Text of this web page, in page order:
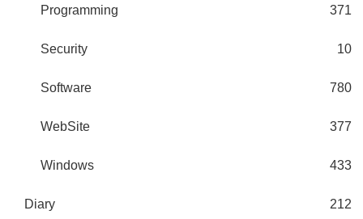
Programming 371
Security 10
Software 780
WebSite 377
Windows 433
Diary 212